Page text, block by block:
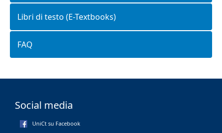
Libri di testo (E-Textbooks)
FAQ
Social media
UniCt su Facebook